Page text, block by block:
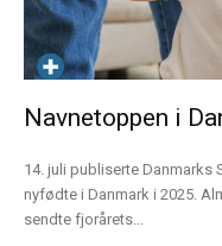
Navnetoppen i
14. juli publiserte Danmarks
nyfødte i Danmark i 2025.
sendte fjorårets...